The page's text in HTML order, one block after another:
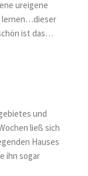
ureigene
lernen…dieser
ist das…
und
ließ sich
Hauses
ihn sogar